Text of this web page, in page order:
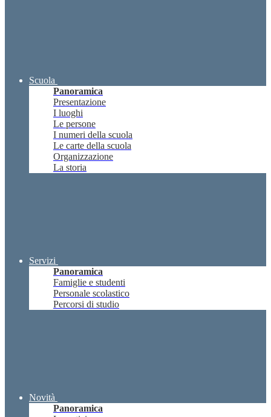
Scuola
Panoramica
Presentazione
I luoghi
Le persone
I numeri della scuola
Le carte della scuola
Organizzazione
La storia
Servizi
Panoramica
Famiglie e studenti
Personale scolastico
Percorsi di studio
Novità
Panoramica